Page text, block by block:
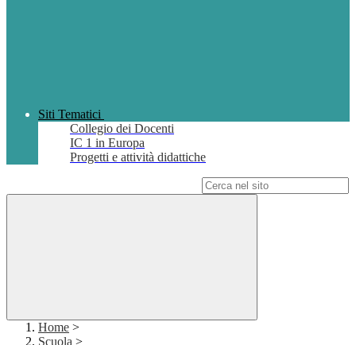
Siti Tematici
Collegio dei Docenti
IC 1 in Europa
Progetti e attività didattiche
Home >
Scuola >